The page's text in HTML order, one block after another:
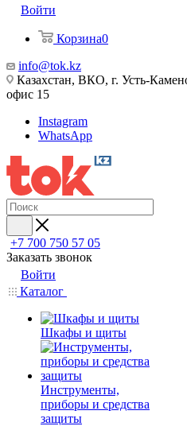
Войти
Корзина0
info@tok.kz
Казахстан, ВКО, г. Усть-
офис 15
Instagram
WhatsApp
+7 700 750 57 05
Заказать звонок
Войти
Каталог
Шкафы и щиты
Инструменты,
приборы и средства
защиты